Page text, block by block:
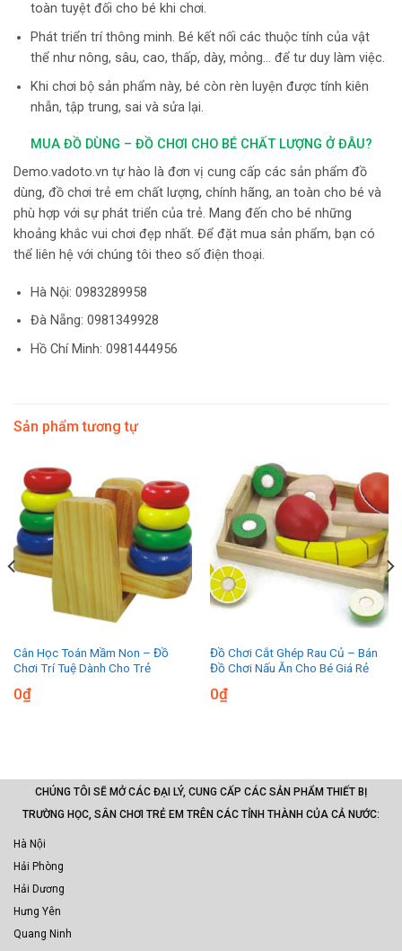
toàn tuyệt đối cho bé khi chơi.
Phát triển trí thông minh. Bé kết nối các thuộc tính của vật
thể như nông, sâu, cao, thấp, dày, mỏng… để tư duy làm việc.
Khi chơi bộ sản phẩm này, bé còn rèn luyện được tính kiên
nhẫn, tập trung, sai và sửa lại.
MUA ĐỒ DÙNG – ĐỒ CHƠI CHO BÉ CHẤT LƯỢNG Ở ĐÂU?
Demo.vadoto.vn tự hào là đơn vị cung cấp các sản phẩm đồ
dùng, đồ chơi trẻ em chất lượng, chính hãng, an toàn cho bé và
phù hợp với sự phát triển của trẻ. Mang đến cho bé những
khoảng khắc vui chơi đẹp nhất. Để đặt mua sản phẩm, bạn có
thể liên hệ với chúng tôi theo số điện thoại.
Hà Nội: 0983289958
Đà Nẵng: 0981349928
Hồ Chí Minh: 0981444956
Sản phẩm tương tự
Cân Học Toán Mầm Non – Đồ
Chơi Trí Tuệ Dành Cho Trẻ
0₫
Đồ Chơi Cắt Ghép Rau Củ – Bán
Đồ Chơi Nấu Ăn Cho Bé Giá Rẻ
0₫
CHÚNG TÔI SẼ MỞ CÁC ĐẠI LÝ, CUNG CẤP CÁC SẢN PHẨM THIẾT BỊ
TRƯỜNG HỌC, SÂN CHƠI TRẺ EM TRÊN CÁC TỈNH THÀNH CỦA CẢ NƯỚC:
Hà Nội
Hải Phòng
Hải Dương
Hưng Yên
Quang Ninh